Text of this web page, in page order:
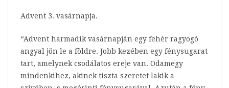
Advent 3. vasárnapja.
“Advent harmadik vasárnapján egy fehér ragyogó
angyal jön le a földre. Jobb kezében egy fénysugarat
tart, amelynek csodálatos ereje van. Odamegy
mindenkihez, akinek tiszta szeretet lakik a